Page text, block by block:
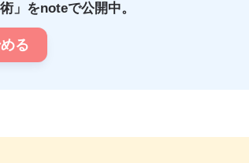
」をnoteで公開中。
る